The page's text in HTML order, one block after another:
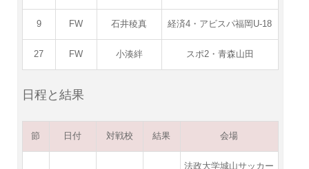
9 FW 石井稜真 経済4・アビスパ福岡U-18
27 FW 小湊絆 スポ2・青森山田
日程と結果
節 日付 対戦校 結果 会場
法政大学城山サッカー